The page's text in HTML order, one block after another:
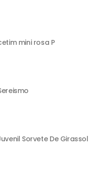
mini rosa P
Sorvete De Girassol